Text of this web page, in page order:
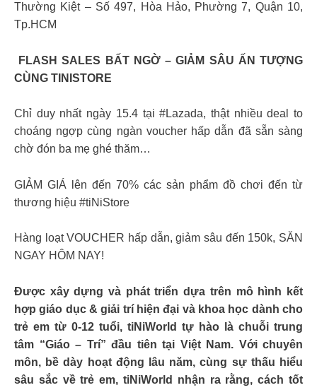
Thường Kiệt – Số 497, Hòa Hảo, Phường 7, Quận 10,
Tp.HCM
‍ FLASH SALES BẤT NGỜ – GIẢM SÂU ẤN TƯỢNG
CÙNG TINISTORE
Chỉ duy nhất ngày 15.4 tại #Lazada, thật nhiều deal to
choáng ngợp cùng ngàn voucher hấp dẫn đã sẵn sàng
chờ đón ba mẹ ghé thăm…
GIẢM GIÁ lên đến 70% các sản phẩm đồ chơi đến từ
thương hiệu #tiNiStore
Hàng loạt VOUCHER hấp dẫn, giảm sâu đến 150k, SĂN
NGAY HÔM NAY!
Được xây dựng và phát triển dựa trên mô hình kết
hợp giáo dục & giải trí hiện đại và khoa học dành cho
trẻ em từ 0-12 tuổi, tiNiWorld tự hào là chuỗi trung
tâm “Giáo – Trí” đầu tiên tại Việt Nam. Với chuyên
môn, bề dày hoạt động lâu năm, cùng sự thấu hiểu
sâu sắc về trẻ em, tiNiWorld nhận ra rằng, cách tốt